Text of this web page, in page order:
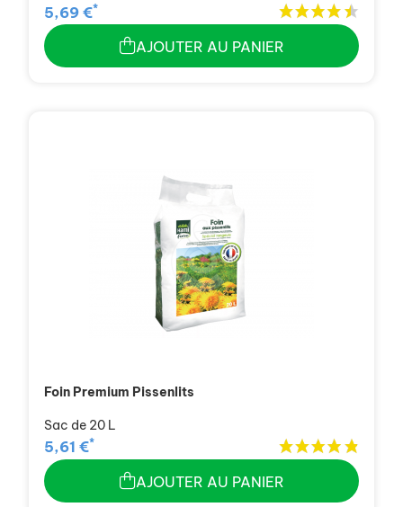
5,69 €*
AJOUTER AU PANIER
Foin Premium Pissenlits
Sac de 20 L
5,61 €*
AJOUTER AU PANIER